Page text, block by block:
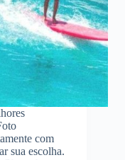
com
sua escolha.